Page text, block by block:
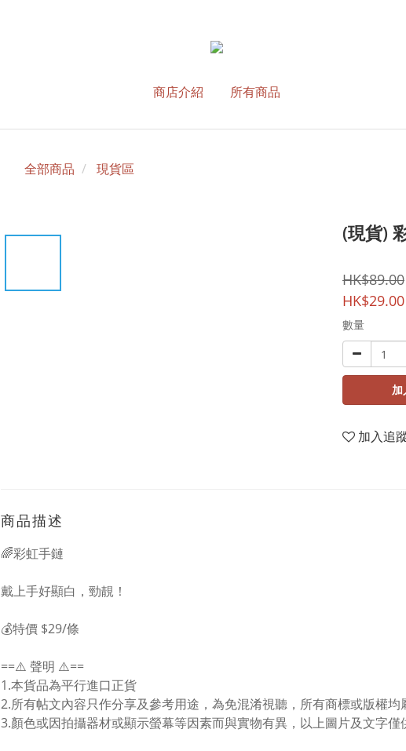
商店介紹 所有商品
全部商品 現貨區
(現貨)
HK$89.00
HK$29.00
數量
加
加入追
商品描述
🌈彩虹手鏈
戴上手好顯白，勁靚！
💰特價 $29/條
==⚠️ 聲明 ⚠️==
1.本貨品為平行進口正貨
2.所有帖文內容只作分享及參考用途，為免混淆視聽，所有商標或版權均
3.顏色或因拍攝器材或顯示螢幕等因素而與實物有異，以上圖片及文字僅